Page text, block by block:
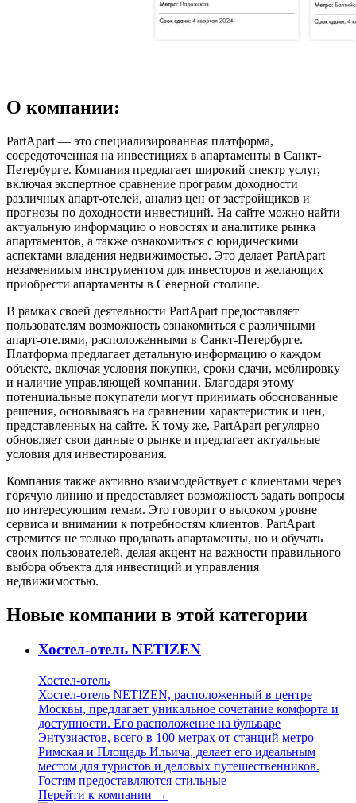
О компании:
PartApart — это специализированная платформа,
сосредоточенная на инвестициях в апартаменты в Санкт-
Петербурге. Компания предлагает широкий спектр услуг,
включая экспертное сравнение программ доходности
различных апарт-отелей, анализ цен от застройщиков и
прогнозы по доходности инвестиций. На сайте можно найти
актуальную информацию о новостях и аналитике рынка
апартаментов, а также ознакомиться с юридическими
аспектами владения недвижимостью. Это делает PartApart
незаменимым инструментом для инвесторов и желающих
приобрести апартаменты в Северной столице.
В рамках своей деятельности PartApart предоставляет
пользователям возможность ознакомиться с различными
апарт-отелями, расположенными в Санкт-Петербурге.
Платформа предлагает детальную информацию о каждом
объекте, включая условия покупки, сроки сдачи, меблировку
и наличие управляющей компании. Благодаря этому
потенциальные покупатели могут принимать обоснованные
решения, основываясь на сравнении характеристик и цен,
представленных на сайте. К тому же, PartApart регулярно
обновляет свои данные о рынке и предлагает актуальные
условия для инвестирования.
Компания также активно взаимодействует с клиентами через
горячую линию и предоставляет возможность задать вопросы
по интересующим темам. Это говорит о высоком уровне
сервиса и внимании к потребностям клиентов. PartApart
стремится не только продавать апартаменты, но и обучать
своих пользователей, делая акцент на важности правильного
выбора объекта для инвестиций и управления
недвижимостью.
Новые компании в этой категории
Хостел-отель NETIZEN
Хостел-отель
Хостел-отель NETIZEN, расположенный в центре
Москвы, предлагает уникальное сочетание комфорта и
доступности. Его расположение на бульваре
Энтузиастов, всего в 100 метрах от станций метро
Римская и Площадь Ильича, делает его идеальным
местом для туристов и деловых путешественников.
Гостям предоставляются стильные
Перейти к компании →